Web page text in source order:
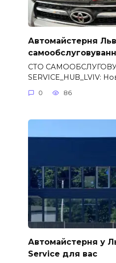
Автомайстерня
СТО
SERVICE_HUB_LVIV:
0 86
Автомайстерня у
Service для вас